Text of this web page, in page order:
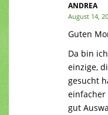
ANDREA
August 14,
Guten
Da bin
einzige,
gesucht
einfacher
gut